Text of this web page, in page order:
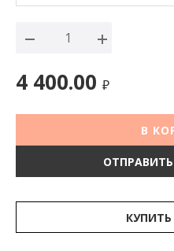
4 400.00 ₽
В
КУПИТЬ